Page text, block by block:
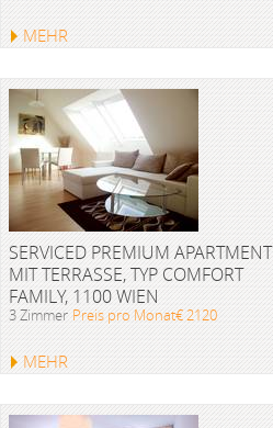
MEHR
SERVICED PREMIUM APARTMENT
MIT TERRASSE, TYP COMFORT
FAMILY, 1100 WIEN
3 Zimmer Preis pro Monat€ 2120
MEHR